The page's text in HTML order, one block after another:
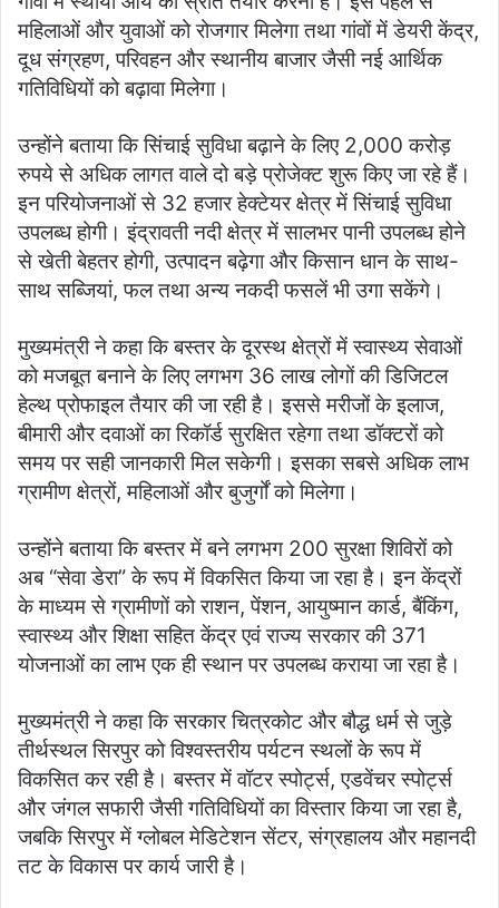
महिलाओं और युवाओं को रोजगार मिलेगा तथा गांवों में डेयरी केंद्र,
दूध संग्रहण, परिवहन और स्थानीय बाजार जैसी नई आर्थिक
गतिविधियों को बढ़ावा मिलेगा।
उन्होंने बताया कि सिंचाई सुविधा बढ़ाने के लिए 2,000 करोड़
रुपये से अधिक लागत वाले दो बड़े प्रोजेक्ट शुरू किए जा रहे हैं।
इन परियोजनाओं से 32 हजार हेक्टेयर क्षेत्र में सिंचाई सुविधा
उपलब्ध होगी। इंद्रावती नदी क्षेत्र में सालभर पानी उपलब्ध होने
से खेती बेहतर होगी, उत्पादन बढ़ेगा और किसान धान के साथ-
साथ सब्जियां, फल तथा अन्य नकदी फसलें भी उगा सकेंगे।
मुख्यमंत्री ने कहा कि बस्तर के दूरस्थ क्षेत्रों में स्वास्थ्य सेवाओं
को मजबूत बनाने के लिए लगभग 36 लाख लोगों की डिजिटल
हेल्थ प्रोफाइल तैयार की जा रही है। इससे मरीजों के इलाज,
बीमारी और दवाओं का रिकॉर्ड सुरक्षित रहेगा तथा डॉक्टरों को
समय पर सही जानकारी मिल सकेगी। इसका सबसे अधिक लाभ
ग्रामीण क्षेत्रों, महिलाओं और बुजुर्गों को मिलेगा।
उन्होंने बताया कि बस्तर में बने लगभग 200 सुरक्षा शिविरों को
अब “सेवा डेरा” के रूप में विकसित किया जा रहा है। इन केंद्रों
के माध्यम से ग्रामीणों को राशन, पेंशन, आयुष्मान कार्ड, बैंकिंग,
स्वास्थ्य और शिक्षा सहित केंद्र एवं राज्य सरकार की 371
योजनाओं का लाभ एक ही स्थान पर उपलब्ध कराया जा रहा है।
मुख्यमंत्री ने कहा कि सरकार चित्रकोट और बौद्ध धर्म से जुड़े
तीर्थस्थल सिरपुर को विश्वस्तरीय पर्यटन स्थलों के रूप में
विकसित कर रही है। बस्तर में वॉटर स्पोर्ट्स, एडवेंचर स्पोर्ट्स
और जंगल सफारी जैसी गतिविधियों का विस्तार किया जा रहा है,
जबकि सिरपुर में ग्लोबल मेडिटेशन सेंटर, संग्रहालय और महानदी
तट के विकास पर कार्य जारी है।